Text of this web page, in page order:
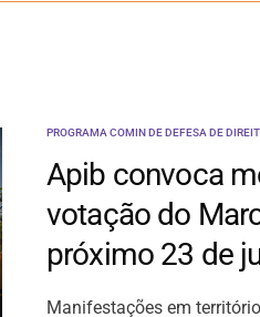
PROGRAMA COMIN DE DEFESA DE
Apib convoca
votação do
próximo 23 de
Manifestações em